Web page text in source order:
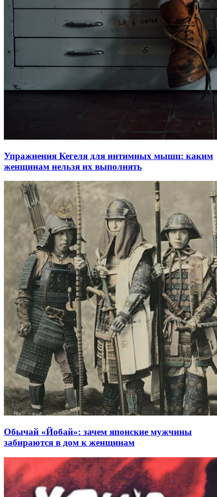
Упражнения Кегеля для интимных мышц: каким
женщинам нельзя их выполнять
Обычай «Йобай»: зачем японские мужчины
забираются в дом к женщинам